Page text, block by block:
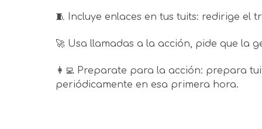
🧵 Incluye enlaces en tus tuits: redirige el
🚀 Usa llamadas a la acción, pide que la
👩‍💻 Preparate para la acción: prepara
periódicamente en esa primera hora.